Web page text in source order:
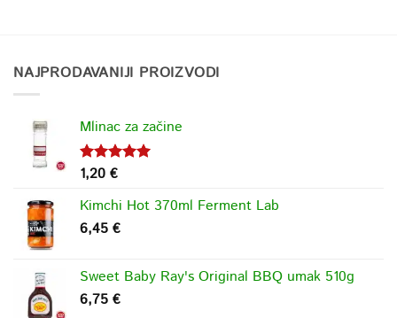
NAJPRODAVANIJI PROIZVODI
Mlinac za začine
Ocjenjeno
1,20 €
Kimchi Hot 370ml Ferment Lab
6,45 €
Sweet Baby Ray's Original BBQ umak 510g
6,75 €